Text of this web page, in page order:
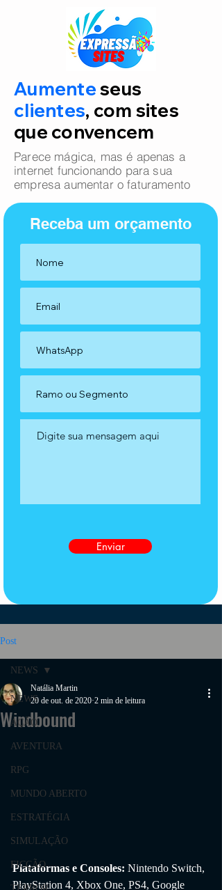
Aumenteseus
clientes, com sites
que convencem
Parece mágica, mas é apenas a
internet funcionando para sua
empresa aumentar o faturamento
Receba um orçamento
Enviar
Post
NEWS
AÇÃO
AVENTURA
RPG
MUNDO ABERTO
ESTRATÉGIA
SIMULAÇÃO
FICÇÃO
NEWS
Windbound
Natália Martin
20 de out. de 2020 2 min de leitura
Plataformas e Consoles: Nintendo Switch,
PlayStation 4, Xbox One, PS4, Google